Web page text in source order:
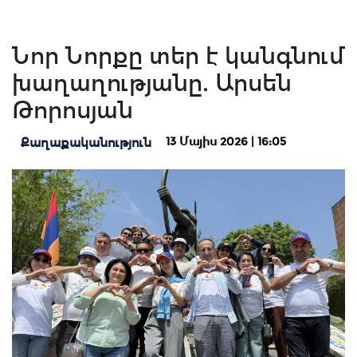
Նոր Նորքը տեր է կանգնում
խաղաղությանը. Արսեն
Թորոսյան
Քաղաքականություն 13 Մայիս 2026 | 16:05